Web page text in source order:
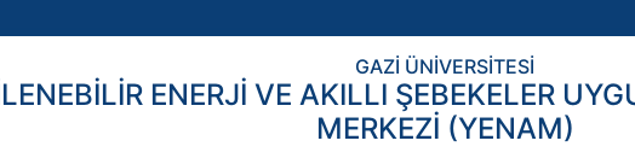
GAZİ ÜNİVERSİTESİ
ENERJİ VE AKILLI ŞEBEKELER
MERKEZİ (YENAM)